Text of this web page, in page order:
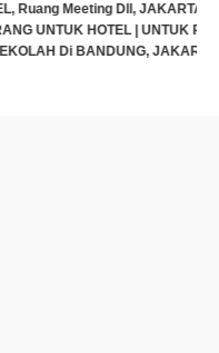
BANDUNG, BEKASI,
RUANG KELAS KAMPUS |
BEKASI, TANGERANG